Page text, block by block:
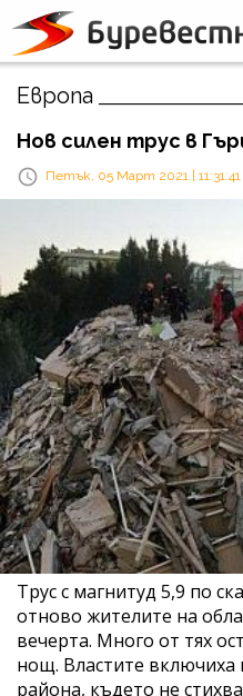
Европа
Нов силен трус в
Петък, 05 Март 2021 | 11:31:41
Трус с магнитуд 5,9 по
отново жителите на
вечерта. Много от тях
нощ. Властите
района, където не